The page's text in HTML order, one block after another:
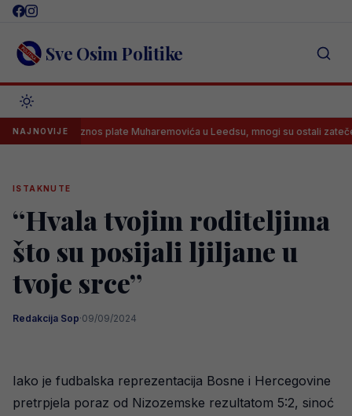
Skip
content Sve Osim Politike
NAJNOVIJE
iznos plate Muharemovića u Leedsu, mnogi su ostali zatečeni
ISTAKNUTE
“Hvala tvojim roditeljima
što su posijali ljiljane u
tvoje srce”
Redakcija Sop·09/09/2024
Iako je fudbalska reprezentacija Bosne i Hercegovine
pretrpjela poraz od Nizozemske rezultatom 5:2, sinoć